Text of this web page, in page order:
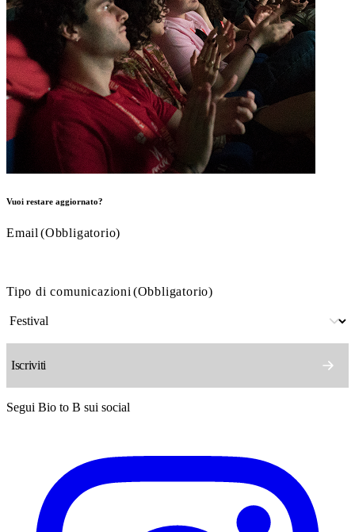
Vuoi restare aggiornato?
Email (Obbligatorio)
Tipo di comunicazioni (Obbligatorio)
Segui Bio to B sui social